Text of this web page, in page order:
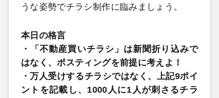
うな姿勢でチラシ制作に臨みましょう。
本日の格言
・「不動産買いチラシ」は新聞折り込みで
はなく、ポスティングを前提に考えよ！
・万人受けするチラシではなく、上記9ポイ
ントを記載し、1000人に1人が刺さるチラ